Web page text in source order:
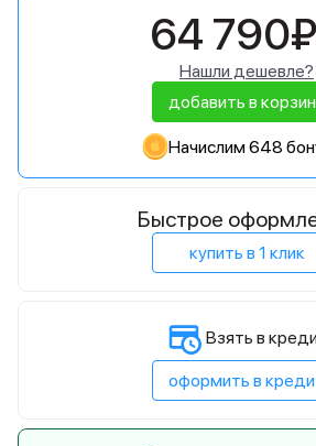
64 790₽
Нашли дешевле?
добавить в
Начислим 648
Быстрое
купить в 1 клик
Взять в
оформить в